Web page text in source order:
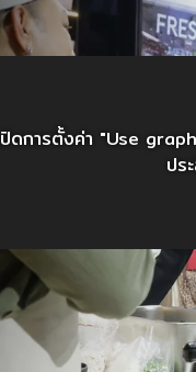
ปิดการตั้งค่า "Use
ปร